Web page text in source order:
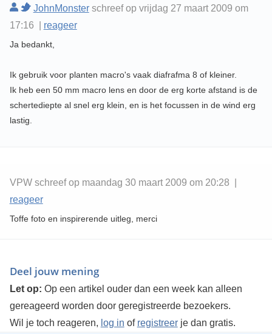
JohnMonsterschreef op vrijdag 27 maart 2009 om
17:16 | reageer
Ja bedankt,
Ik gebruik voor planten macro's vaak diafrafma 8 of kleiner.
Ik heb een 50 mm macro lens en door de erg korte afstand is de
schertediepte al snel erg klein, en is het focussen in de wind erg
lastig.
VPW schreef op maandag 30 maart 2009 om 20:28 |
reageer
Toffe foto en inspirerende uitleg, merci
Deel jouw mening
Let op: Op een artikel ouder dan een week kan alleen
gereageerd worden door geregistreerde bezoekers.
Wil je toch reageren, log in of registreerje dan gratis.